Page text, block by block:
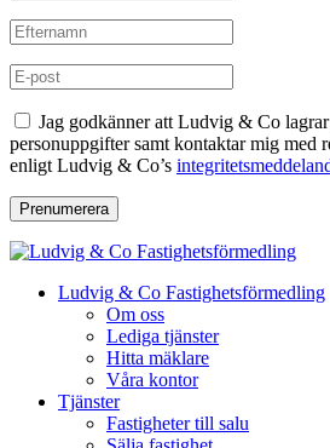
Jag godkänner att Ludvig & Co
personuppgifter samt kontaktar mig med
enligt Ludvig & Co’s
Prenumerera
Ludvig & Co Fastighetsförmedling
Om oss
Lediga tjänster
Hitta mäklare
Våra kontor
Tjänster
Fastigheter till salu